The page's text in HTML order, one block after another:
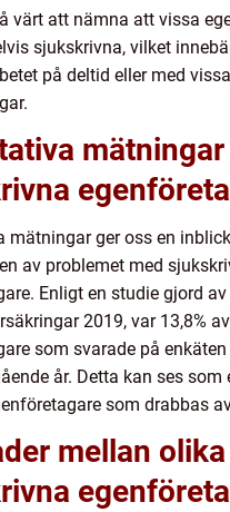
värt att nämna att vissa
sjukskrivna, vilket
på deltid eller med vissa
mätningar ger oss en
av problemet med
Enligt en studie gjord
2019, var 13,8%
som svarade på
år. Detta kan ses som
som drabbas
mellan olika